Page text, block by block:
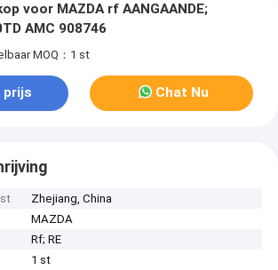
voor MAZDA rf AANGAANDE;
AMC 908746
MOQ：1 st
prijs Chat Nu
Zhejiang, China
MAZDA
Rf; RE
1 st